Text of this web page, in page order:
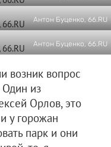
Антон Буценко, 66.RU
Антон Буценко, 66.RU
возник вопрос
из
Орлов, это
у горожан
парк и они